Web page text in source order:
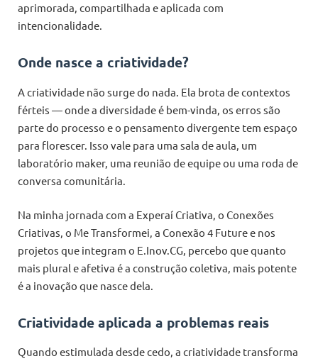
aprimorada, compartilhada e aplicada com
intencionalidade.
Onde nasce a criatividade?
A criatividade não surge do nada. Ela brota de contextos
férteis — onde a diversidade é bem-vinda, os erros são
parte do processo e o pensamento divergente tem espaço
para florescer. Isso vale para uma sala de aula, um
laboratório maker, uma reunião de equipe ou uma roda de
conversa comunitária.
Na minha jornada com a Experaí Criativa, o Conexões
Criativas, o Me Transformei, a Conexão 4 Future e nos
projetos que integram o E.Inov.CG, percebo que quanto
mais plural e afetiva é a construção coletiva, mais potente
é a inovação que nasce dela.
Criatividade aplicada a problemas reais
Quando estimulada desde cedo, a criatividade transforma